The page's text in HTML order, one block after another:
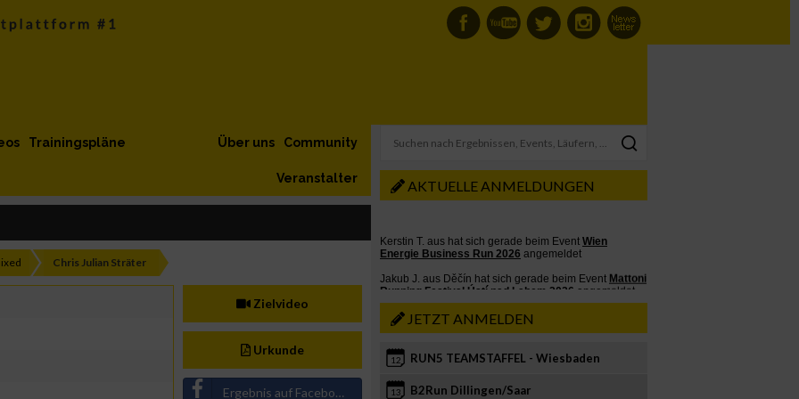
Trainingspläne Community
Über uns
Veranstalter
Chris Julian Sträter
Zielvideo
Urkunde
Ergebnis auf Facebook teilen
AKTUELLE ANMELDUNGEN
JETZT ANMELDEN
12 RUN5 TEAMSTAFFEL - Wiesbaden
13 B2Run Dillingen/Saar